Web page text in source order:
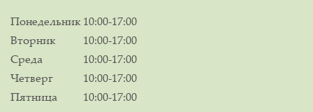
Понедельник 10:00-17:00
Вторник
10:00-17:00
Среда
10:00-17:00
Четверг
10:00-17:00
Пятница
10:00-17:00